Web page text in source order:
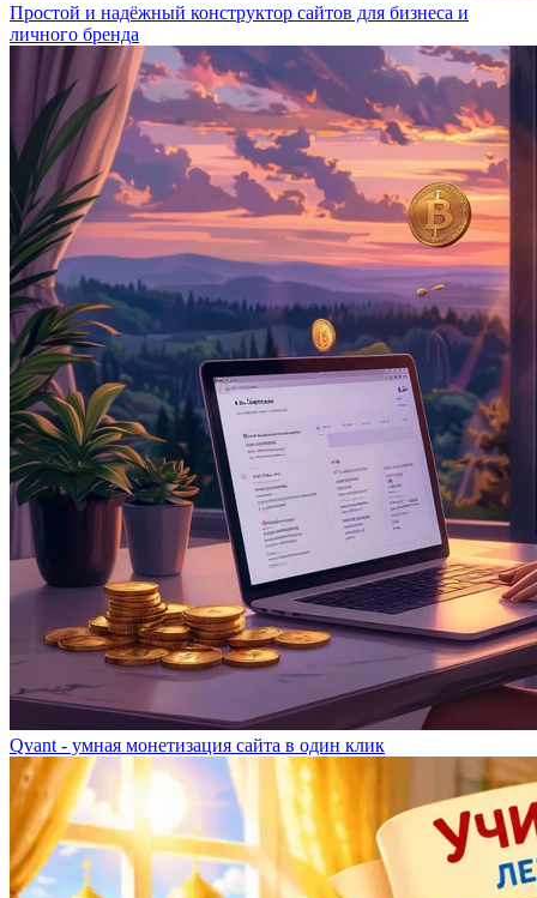
Простой и надёжный конструктор сайтов для бизнеса и
личного бренда
Qvant - умная монетизация сайта в один клик